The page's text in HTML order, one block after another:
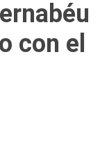
con el